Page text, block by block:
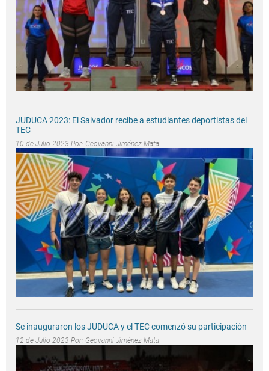
JUDUCA 2023: El Salvador recibe a estudiantes deportistas del
TEC
10 de Julio 2023 Por: Geovanni Jiménez Mata
Se inauguraron los JUDUCA y el TEC comenzó su participación
12 de Julio 2023 Por: Geovanni Jiménez Mata